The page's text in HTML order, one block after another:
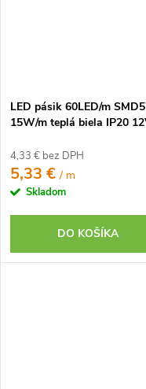
LED pásik 60LED/m
15W/m teplá biela IP20
4,33 € bez DPH
5,33 €/ m
Skladom
DO KOŠÍKA